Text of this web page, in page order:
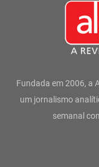
Fundada em 2006, a
um jornalismo
semanal